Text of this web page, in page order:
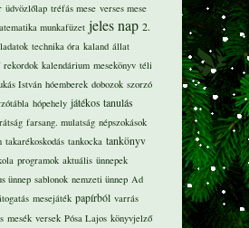
üdvözlőlap tréfás mese verses mese
munkafüzet jeles nap 2.
technika óra kaland állat
rekordok kalendárium mesekönyv téli
István hóemberek dobozok szorzó
hópehely játékos tanulás
farsang. mulatság népszokások
takarékoskodás tankocka tankönyv
programok aktuális ünnepek
ünnep sablonok nemzeti ünnep Ad
mesejáték papírból varrás
mesék versek Pósa Lajos könyvjelző